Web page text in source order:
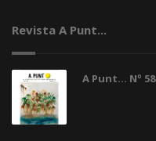
Revista A Punt...
A Punt... Nº 58